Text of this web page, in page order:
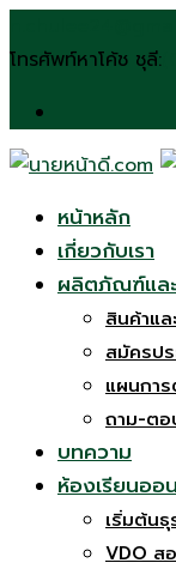
to
โทรศัพท์หาโค้ช ชุลี:
หน้าหลัก
เกี่ยวกับเรา
ผลิตภัณฑ์แล
สินค้าแล
สมัครป
แผนกา
ถาม-ตอ
บทความ
ห้องเรียนออ
เริ่มต้น
VDO ส